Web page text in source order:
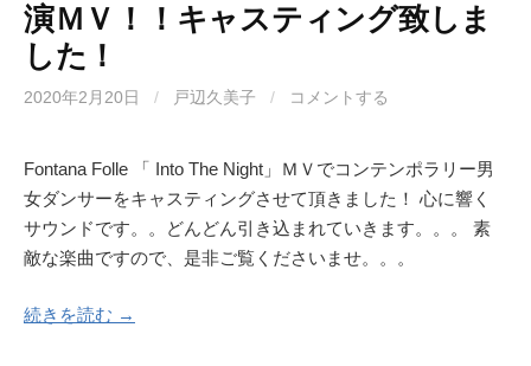
演ＭＶ！！キャスティング致しま
した！
2020年2月20日 / 戸辺久美子 / コメントする
Fontana Folle 「 Into The Night」ＭＶでコンテンポラリー男
女ダンサーをキャスティングさせて頂きました！ 心に響く
サウンドです。。どんどん引き込まれていきます。。。 素
敵な楽曲ですので、是非ご覧くださいませ。。。
続きを読む →